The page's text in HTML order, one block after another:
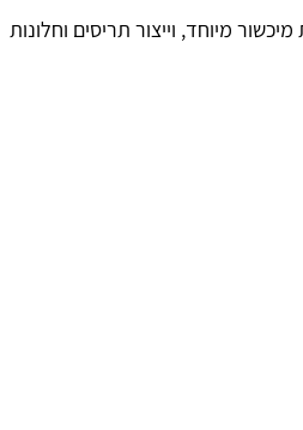
מיוחד, וייצור תריסים וחלונות